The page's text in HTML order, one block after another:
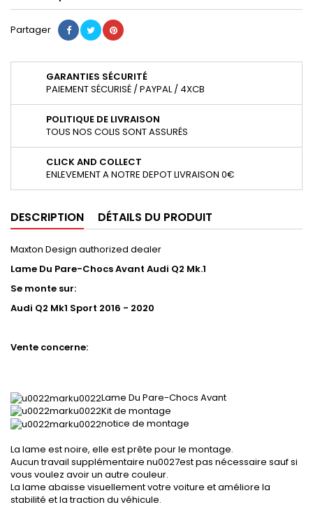
Partager
GARANTIES SÉCURITÉ
PAIEMENT SÉCURISÉ / PAYPAL / 4XCB
POLITIQUE DE LIVRAISON
TOUS NOS COLIS SONT ASSURÉS
CLICK AND COLLECT
ENLEVEMENT A NOTRE DEPOT LIVRAISON 0€
DESCRIPTION DÉTAILS DU PRODUIT
Maxton Design authorized dealer
Lame Du Pare-Chocs Avant Audi Q2 Mk.1
Se monte sur:
Audi Q2 Mk1 Sport 2016 - 2020
Vente concerne:
Lame Du Pare-Chocs Avant
Kit de montage
notice de montage
La lame est noire, elle est prête pour le montage.
Aucun travail supplémentaire nu0027est pas nécessaire sauf si
vous voulez avoir un autre couleur.
La lame abaisse visuellement votre voiture et améliore la
stabilité et la traction du véhicule.